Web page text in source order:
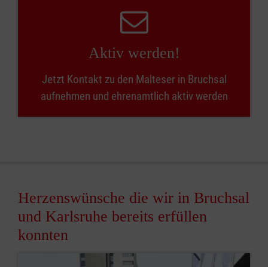
Aktiv werden!
Jetzt Kontakt zu den Malteser in Bruchsal
aufnehmen und ehrenamtlich aktiv werden
Herzenswünsche die wir in Bruchsal
und Karlsruhe bereits erfüllen
konnten